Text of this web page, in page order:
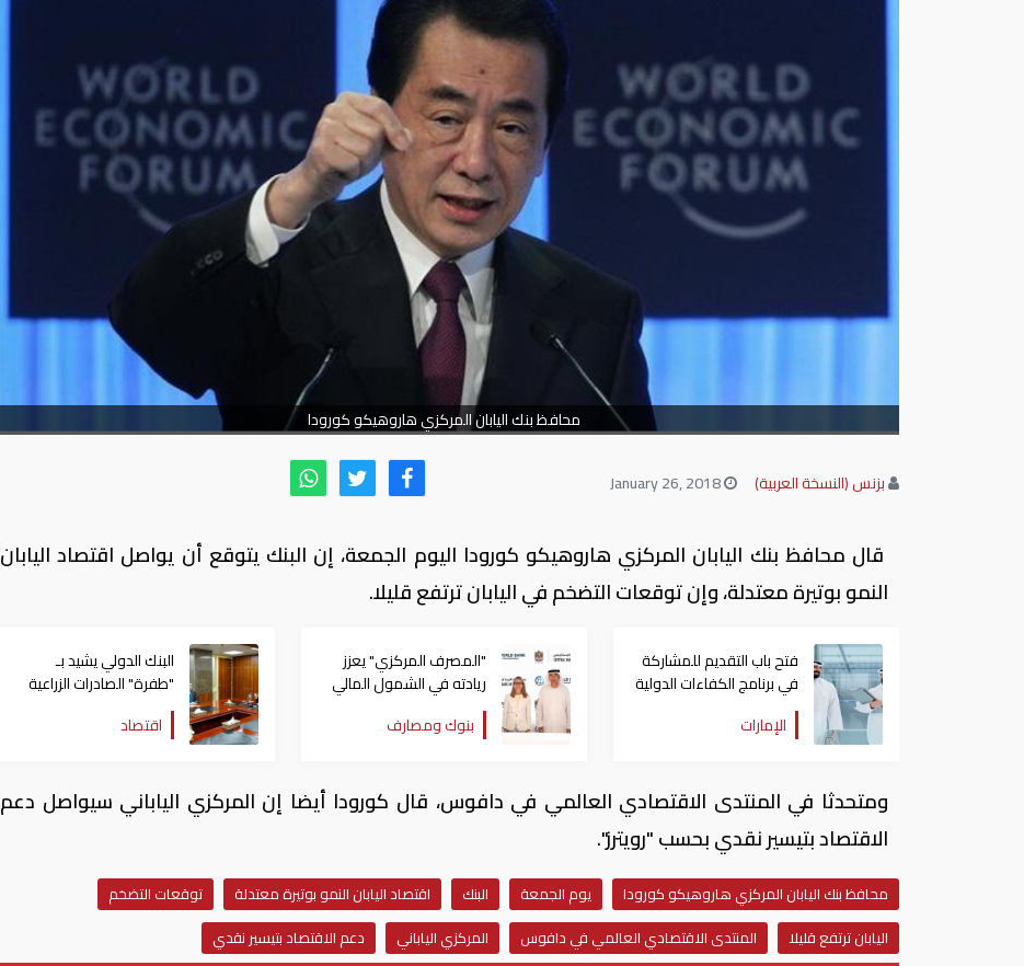
محافظ بنك اليابان المركزي هاروهيكو كورودا
بزنس (النسخة العربية)
قال محافظ بنك اليابان المركزي هاروهيكو كورودا اليوم الجمعة، إن البنك يتوقع أن يواصل اقتصاد اليابان
النمو بوتيرة معتدلة، وإن توقعات التضخم في اليابان ترتفع قليلا.
فتح باب التقديم للمشاركة
في برنامج الكفاءات الدولية
بالتعاون مع مجموعة البنك
الدولي
الإمارات
"المصرف المركزي" يعزز
ريادته في الشمول المالي
بشراكة إستراتيجية مع البنك
الدولي
بنوك ومصارف
البنك الدولي يشيد بـ
"طفرة" الصادرات الزراعية
المصرية
اقتصاد
ومتحدثا في المنتدى الاقتصادي العالمي في دافوس، قال كورودا أيضا إن المركزي الياباني سيواصل دعم
الاقتصاد بتيسير نقدي بحسب "رويترز".
محافظ بنك اليابان المركزي هاروهيكو كورودا يوم الجمعة البنك اقتصاد اليابان النمو بوتيرة معتدلة
توقعات التضخم
اليابان ترتفع قليلا
المنتدى الاقتصادي العالمي في دافوس المركزي الياباني دعم الاقتصاد بتيسير نقدي